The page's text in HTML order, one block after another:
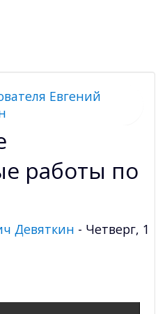
работы по
Девяткин - Четверг, 1